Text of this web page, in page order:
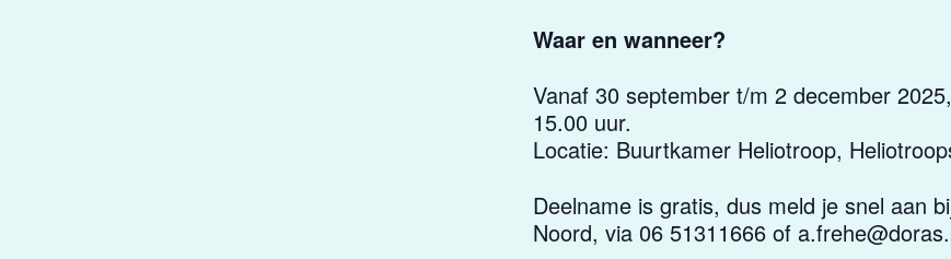
Waar en wanneer?
Vanaf 30 september t/m 2 december
15.00 uur.
Locatie: Buurtkamer Heliotroop,
Deelname is gratis, dus meld je snel aan
Noord, via 06 51311666 of